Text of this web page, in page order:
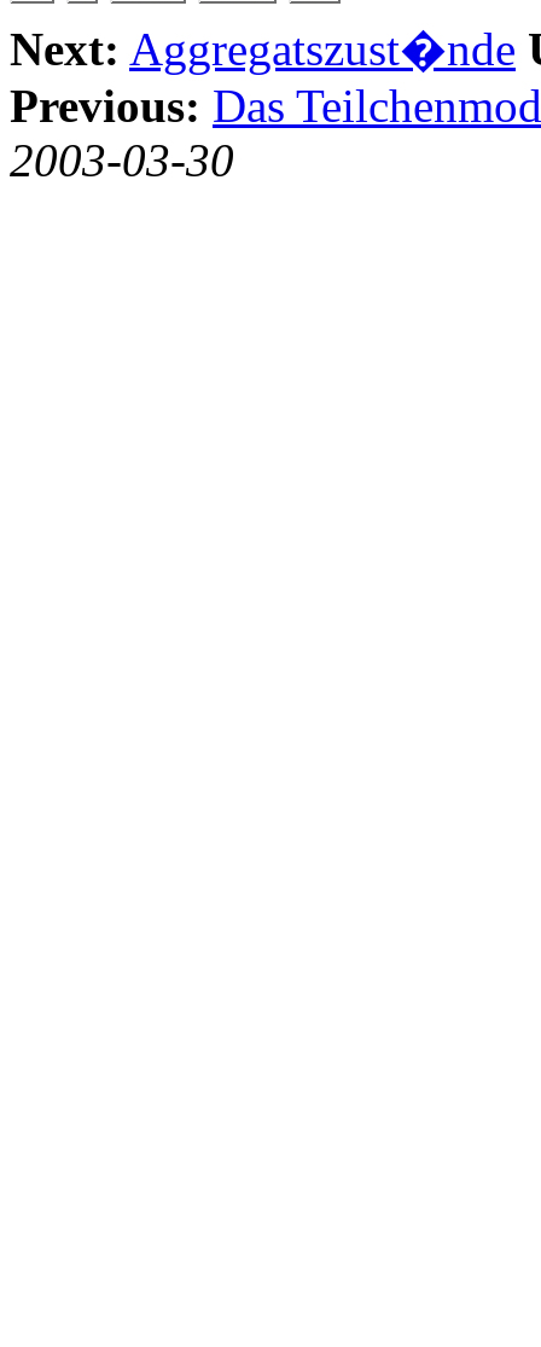
Next: Aggregatszust�nde
Previous: Das
2003-03-30